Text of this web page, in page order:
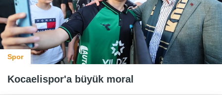
Spor
Kocaelispor'a büyük moral